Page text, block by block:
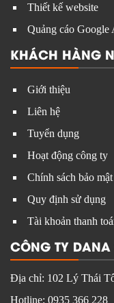
Thiết kế website
Quảng cáo Google
KHÁCH HÀNG
Giới thiệu
Liên hệ
Tuyển dụng
Hoạt động công ty
Chính sách bảo mật
Quy định sử dụng
Tài khoản thanh
CÔNG TY DANA
Địa chỉ: 102 Lý Thái
Hotline: 0935 366 228